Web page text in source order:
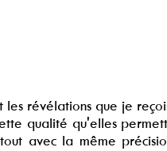
révélations que je
qualité qu'elles
avec la même